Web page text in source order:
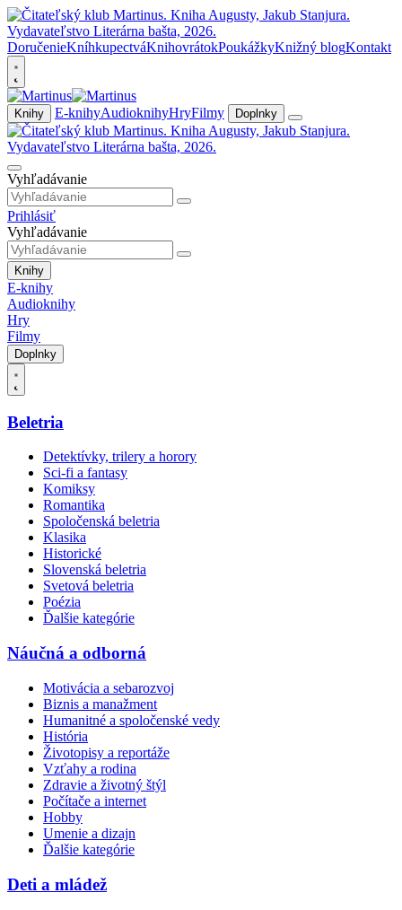
DoručenieKníhkupectváKnihovrátokPoukážkyKnižný blogKontakt
Knihy E-knihyAudioknihyHryFilmy Doplnky
Vyhľadávanie
Prihlásiť
Vyhľadávanie
Knihy
E-knihy
Audioknihy
Hry
Filmy
Doplnky
Beletria
Detektívky, trilery a horory
Sci-fi a fantasy
Komiksy
Romantika
Spoločenská beletria
Klasika
Historické
Slovenská beletria
Svetová beletria
Poézia
Ďalšie kategórie
Náučná a odborná
Motivácia a sebarozvoj
Biznis a manažment
Humanitné a spoločenské vedy
História
Životopisy a reportáže
Vzťahy a rodina
Zdravie a životný štýl
Počítače a internet
Hobby
Umenie a dizajn
Ďalšie kategórie
Deti a mládež